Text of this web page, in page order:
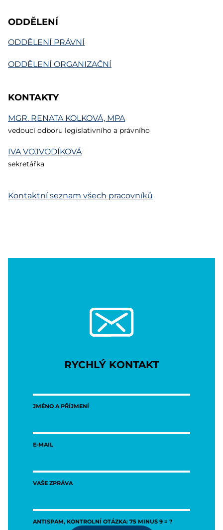
ODDĚLENÍ
ODDĚLENÍ PRÁVNÍ
ODDĚLENÍ ORGANIZAČNÍ
KONTAKTY
MGR. RENATA KOLKOVÁ, MPA
vedoucí odboru legislativního a právního
IVA VOJVODÍKOVÁ
sekretářka
Kontaktní seznam všech pracovníků
RYCHLÝ KONTAKT
JMÉNO A PŘÍJMENÍ
E-MAIL
VAŠE ZPRÁVA
ANTISPAM, KONTROLNÍ OTÁZKA: 75 MINUS 9 = ?